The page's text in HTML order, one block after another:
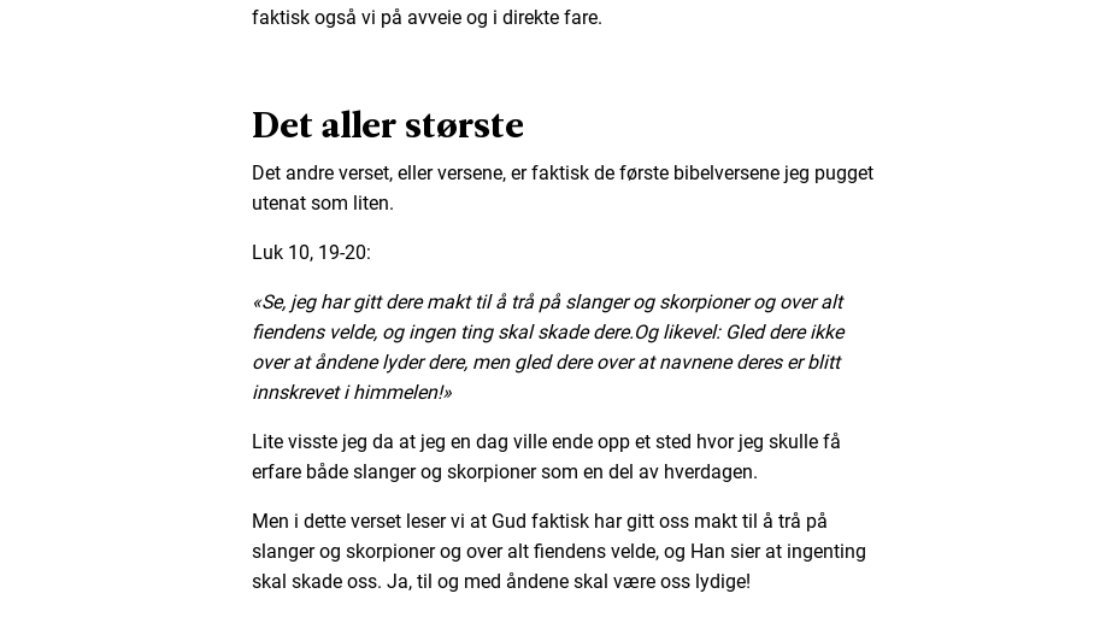
faktisk også vi på avveie og i direkte fare.
Det aller største
Det andre verset, eller versene, er faktisk de første bibelversene jeg pugget
utenat som liten.
Luk 10, 19-20:
«Se, jeg har gitt dere makt til å trå på slanger og skorpioner og over alt
fiendens velde, og ingen ting skal skade dere.Og likevel: Gled dere ikke
over at åndene lyder dere, men gled dere over at navnene deres er blitt
innskrevet i himmelen!»
Lite visste jeg da at jeg en dag ville ende opp et sted hvor jeg skulle få
erfare både slanger og skorpioner som en del av hverdagen.
Men i dette verset leser vi at Gud faktisk har gitt oss makt til å trå på
slanger og skorpioner og over alt fiendens velde, og Han sier at ingenting
skal skade oss. Ja, til og med åndene skal være oss lydige!